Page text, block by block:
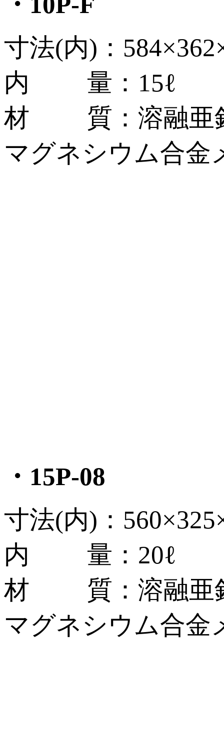
寸法(内)：
内 量：15ℓ
材 質：溶融亜
マグネシウム合金
・15P-08
寸法(内)：
内 量：20ℓ
材 質：溶融亜
マグネシウム合金